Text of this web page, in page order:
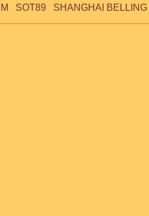
SOT89   SHANGHAI BELLING